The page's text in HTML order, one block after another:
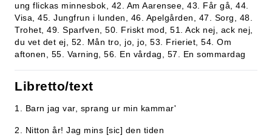
ung flickas minnesbok, 42. Am Aarensee, 43. Får gå, 44.
Visa, 45. Jungfrun i lunden, 46. Apelgården, 47. Sorg, 48.
Trohet, 49. Sparfven, 50. Friskt mod, 51. Ack nej, ack nej,
du vet det ej, 52. Mån tro, jo, jo, 53. Frieriet, 54. Om
aftonen, 55. Varning, 56. En vårdag, 57. En sommardag
Libretto/text
1. Barn jag var, sprang ur min kammar'
2. Nitton år! Jag mins [sic] den tiden